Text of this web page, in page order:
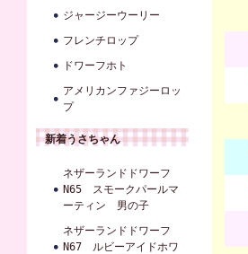
ジャージーウーリー
フレンチロップ
ドワーフホト
アメリカンファジーロッ
プ
新着うさちゃん
ネザーランドドワーフ
N65 スモークパールマ
ーティン 男の子
ネザーランドドワーフ
N67 ルビーアイドホワ